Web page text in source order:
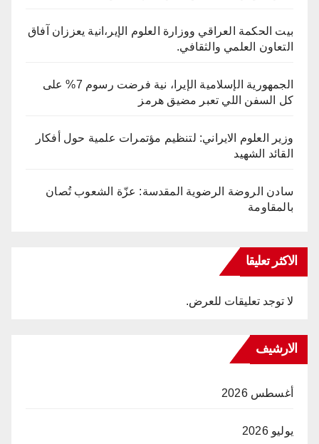
بيت الحكمة العراقي ووزارة العلوم الإير،انية يعززان آفاق
التعاون العلمي والثقافي.
الجمهورية الإسلامية الإيرا، نية فرضت رسوم 7% على
كل السفن اللي تعبر مضيق هرمز
وزير العلوم الايراني: لتنظيم مؤتمرات علمية حول أفكار
القائد الشهيد
سادن الروضة الرضوية المقدسة: عزّة الشعوب تُصان
بالمقاومة
الاكثر تعليقا
لا توجد تعليقات للعرض.
الارشيف
أغسطس 2026
يوليو 2026